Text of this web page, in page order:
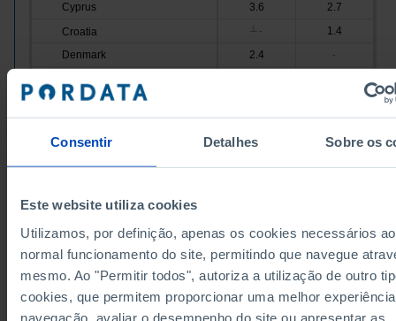
Consentir Detalhes Sobre os
Este website utiliza cookies
Utilizamos, por definição, apenas os cookies necessários ao
normal funcionamento do site, permitindo que navegue
mesmo. Ao "Permitir todos", autoriza a utilização de outro
cookies, que permitem proporcionar uma melhor
navegação, avaliar o desempenho do site ou apresentar as
Cyprus
3.6
2.7
Croatia
┴ -
1.4
Denmark
2.4 -
Slovenia
Estonia
1.8 -
France
Ireland
2.4
Italy
1.5
1.6
Latvia
1.9
1.6